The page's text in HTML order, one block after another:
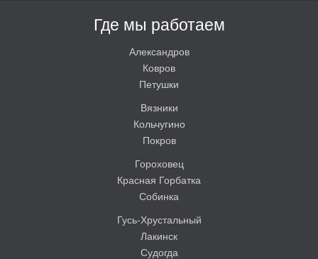
Где мы работаем
Александров
Ковров
Петушки
Вязники
Кольчугино
Покров
Гороховец
Красная Горбатка
Собинка
Гусь-Хрустальный
Лакинск
Судогда